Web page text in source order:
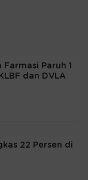
Paruh 1
dan DVLA
22 Persen di